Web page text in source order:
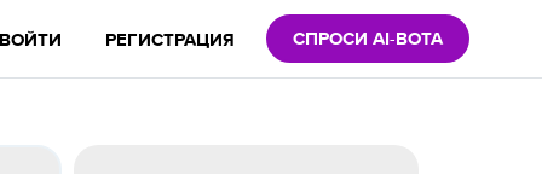
ВОЙТИ РЕГИСТРАЦИЯ СПРОСИ AI-BOTA